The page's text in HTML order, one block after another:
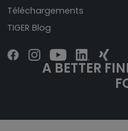
Téléchargements
TIGER Blog
A BETTER